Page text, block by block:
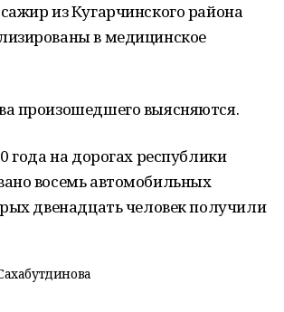
из Кугарчинского района
в медицинское
произошедшего выясняются.
года на дорогах республики
восемь автомобильных
двенадцать человек получили